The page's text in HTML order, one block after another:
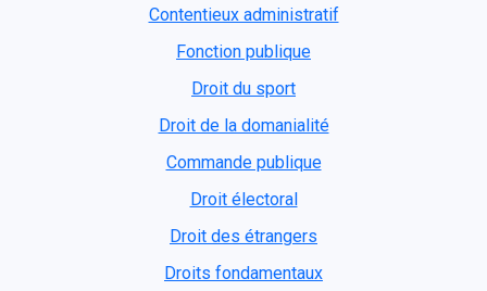
Contentieux administratif
Fonction publique
Droit du sport
Droit de la domanialité
Commande publique
Droit électoral
Droit des étrangers
Droits fondamentaux